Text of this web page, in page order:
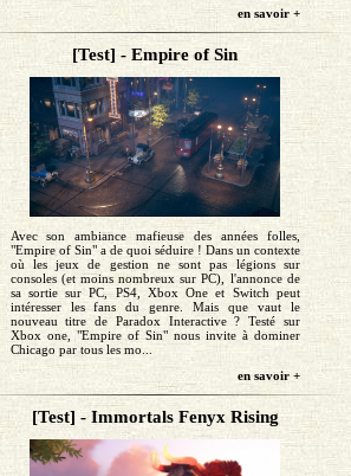
en savoir +
[Test] - Empire of Sin
Avec son ambiance mafieuse des années folles,
"Empire of Sin" a de quoi séduire ! Dans un contexte
où les jeux de gestion ne sont pas légions sur
consoles (et moins nombreux sur PC), l'annonce de
sa sortie sur PC, PS4, Xbox One et Switch peut
intéresser les fans du genre. Mais que vaut le
nouveau titre de Paradox Interactive ? Testé sur
Xbox one, "Empire of Sin" nous invite à dominer
Chicago par tous les mo...
en savoir +
[Test] - Immortals Fenyx Rising